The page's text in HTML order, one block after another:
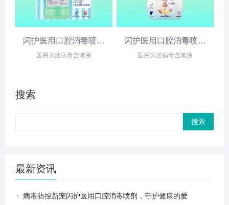
闪护医用口腔消毒喷剂含漱液60ml
医用灭活病毒含漱液
闪护医用口腔消毒喷剂含漱液500ml
医用灭活病毒含漱液
搜索
最新资讯
病毒防控新宠闪护医用口腔消毒喷剂，守护健康的爱